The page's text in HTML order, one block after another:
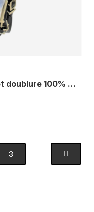
Bride Portugaise couronne et doublure 100% personnalisable
3